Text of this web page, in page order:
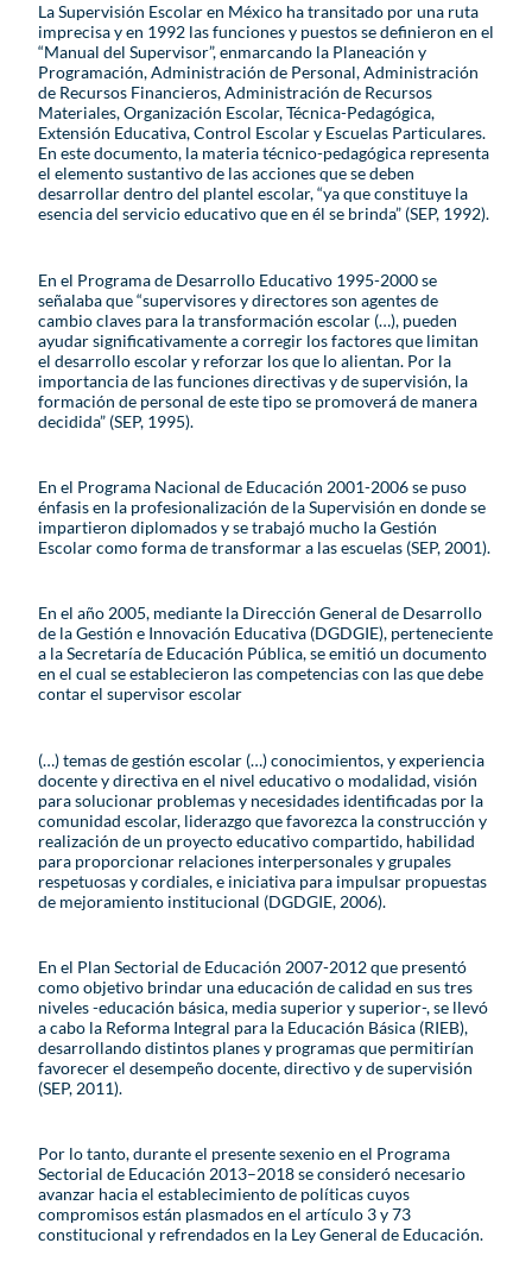
La Supervisión Escolar en México ha transitado por una ruta
imprecisa y en 1992 las funciones y puestos se definieron en el
“Manual del Supervisor”, enmarcando la Planeación y
Programación, Administración de Personal, Administración
de Recursos Financieros, Administración de Recursos
Materiales, Organización Escolar, Técnica-Pedagógica,
Extensión Educativa, Control Escolar y Escuelas Particulares.
En este documento, la materia técnico-pedagógica representa
el elemento sustantivo de las acciones que se deben
desarrollar dentro del plantel escolar, “ya que constituye la
esencia del servicio educativo que en él se brinda” (SEP, 1992).
En el Programa de Desarrollo Educativo 1995-2000 se
señalaba que “supervisores y directores son agentes de
cambio claves para la transformación escolar (…), pueden
ayudar significativamente a corregir los factores que limitan
el desarrollo escolar y reforzar los que lo alientan. Por la
importancia de las funciones directivas y de supervisión, la
formación de personal de este tipo se promoverá de manera
decidida” (SEP, 1995).
En el Programa Nacional de Educación 2001-2006 se puso
énfasis en la profesionalización de la Supervisión en donde se
impartieron diplomados y se trabajó mucho la Gestión
Escolar como forma de transformar a las escuelas (SEP, 2001).
En el año 2005, mediante la Dirección General de Desarrollo
de la Gestión e Innovación Educativa (DGDGIE), perteneciente
a la Secretaría de Educación Pública, se emitió un documento
en el cual se establecieron las competencias con las que debe
contar el supervisor escolar
(…) temas de gestión escolar (…) conocimientos, y experiencia
docente y directiva en el nivel educativo o modalidad, visión
para solucionar problemas y necesidades identificadas por la
comunidad escolar, liderazgo que favorezca la construcción y
realización de un proyecto educativo compartido, habilidad
para proporcionar relaciones interpersonales y grupales
respetuosas y cordiales, e iniciativa para impulsar propuestas
de mejoramiento institucional (DGDGIE, 2006).
En el Plan Sectorial de Educación 2007-2012 que presentó
como objetivo brindar una educación de calidad en sus tres
niveles -educación básica, media superior y superior-, se llevó
a cabo la Reforma Integral para la Educación Básica (RIEB),
desarrollando distintos planes y programas que permitirían
favorecer el desempeño docente, directivo y de supervisión
(SEP, 2011).
Por lo tanto, durante el presente sexenio en el Programa
Sectorial de Educación 2013–2018 se consideró necesario
avanzar hacia el establecimiento de políticas cuyos
compromisos están plasmados en el artículo 3 y 73
constitucional y refrendados en la Ley General de Educación.